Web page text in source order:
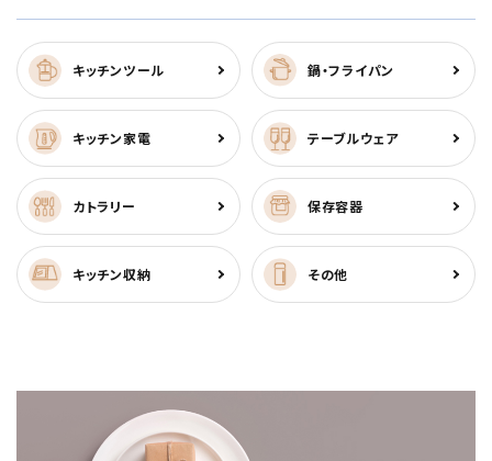
キッチンツール 鍋・フライパン
キッチン家電 テーブルウェア
カトラリー 保存容器
キッチン収納 その他